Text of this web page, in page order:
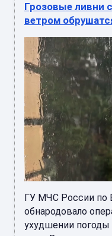
Грозовые ливни
ветром
ГУ МЧС России по
обнародовало
ухудшении погоды